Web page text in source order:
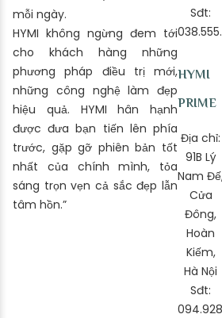
mỗi ngày.
HYMI không ngừng đem tới
cho khách hàng những
phương pháp điều trị mới,
những công nghệ làm đẹp
hiệu quả. HYMI hân hạnh
được đưa bạn tiến lên phía
trước, gặp gỡ phiên bản tốt
nhất của chính mình, tỏa
sáng trọn vẹn cả sắc đẹp lẫn
tâm hồn.”
Sđt:
HYMI
PRIME
Địa chỉ:
91B Lý
Nam
Cửa
Đông,
Hoàn
Kiếm,
Hà Nội
Sđt: